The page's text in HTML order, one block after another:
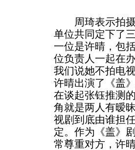
周琦表示拍摄
单位共同定下了
一位是许晴，包
位负责人一起在
我们说她不拍电
许晴出演了《盖
在谈起张钰推测
角就是两人有暧
视剧到底由谁担
定。作为《盖》
常尊重对方，许